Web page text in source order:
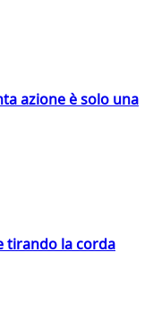
azione è solo una
tirando la corda